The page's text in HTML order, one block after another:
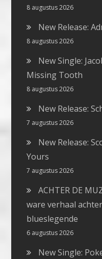
8 augustus 2026
New Release:
8 augustus 2026
New Single:
Missing Tooth
8 augustus 2026
New Release:
7 augustus 2026
New Release:
Yours
7 augustus 2026
ACHTER DE
ware verhaal
blueslegende
6 augustus 2026
New Single: